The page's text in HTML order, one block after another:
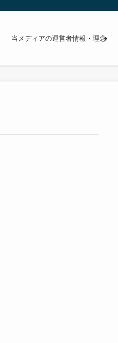
当メディアの運営者情報・理念